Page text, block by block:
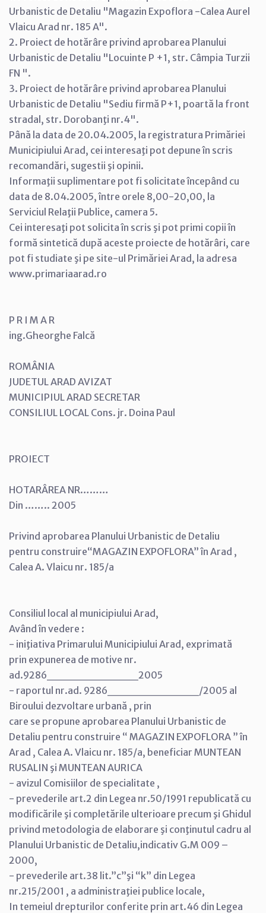
Urbanistic de Detaliu "Magazin Expoflora -Calea Aurel
Vlaicu Arad nr. 185 A".
2. Proiect de hotărâre privind aprobarea Planului
Urbanistic de Detaliu "Locuinte P +1, str. Câmpia Turzii
FN ".
3. Proiect de hotărâre privind aprobarea Planului
Urbanistic de Detaliu "Sediu firmă P+1, poartă la front
stradal, str. Dorobanţi nr.4".
Până la data de 20.04.2005, la registratura Primăriei
Municipiului Arad, cei interesaţi pot depune în scris
recomandări, sugestii şi opinii.
Informaţii suplimentare pot fi solicitate începând cu
data de 8.04.2005, între orele 8,00-20,00, la
Serviciul Relaţii Publice, camera 5.
Cei interesaţi pot solicita în scris şi pot primi copii în
formă sintetică după aceste proiecte de hotărâri, care
pot fi studiate şi pe site-ul Primăriei Arad, la adresa
www.primariaarad.ro
P R I M A R
ing.Gheorghe Falcă
ROMÂNIA
JUDETUL ARAD AVIZAT
MUNICIPIUL ARAD SECRETAR
CONSILIUL LOCAL Cons. jr. Doina Paul
PROIECT
HOTARÂREA NR………
Din …….. 2005
Privind aprobarea Planului Urbanistic de Detaliu
pentru construire“MAGAZIN EXPOFLORA” în Arad ,
Calea A. Vlaicu nr. 185/a
Consiliul local al municipiului Arad,
Având în vedere :
- iniţiativa Primarului Municipiului Arad, exprimată
prin expunerea de motive nr.
ad.9286___________2005
- raportul nr.ad. 9286___________/2005 al
Biroului dezvoltare urbană , prin
care se propune aprobarea Planului Urbanistic de
Detaliu pentru construire “ MAGAZIN EXPOFLORA ” în
Arad , Calea A. Vlaicu nr. 185/a, beneficiar MUNTEAN
RUSALIN şi MUNTEAN AURICA
- avizul Comisiilor de specialitate ,
- prevederile art.2 din Legea nr.50/1991 republicată cu
modificările şi completările ulterioare precum şi Ghidul
privind metodologia de elaborare şi conţinutul cadru al
Planului Urbanistic de Detaliu,indicativ G.M 009 –
2000,
- prevederile art.38 lit.”c”şi “k” din Legea
nr.215/2001 , a administraţiei publice locale,
In temeiul drepturilor conferite prin art.46 din Legea